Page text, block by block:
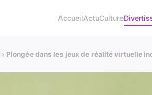
AccueilActuCulture
› Plongée dans les jeux de réalité virtuelle